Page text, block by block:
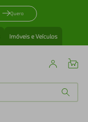
Quero
Imóveis e Veículos